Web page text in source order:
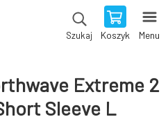
Szukaj Koszyk Menu
Extreme 2
Sleeve L